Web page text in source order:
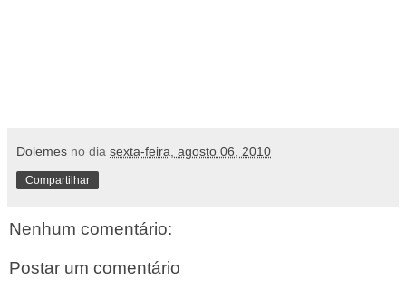
Dolemes no dia sexta-feira, agosto 06, 2010
Compartilhar
Nenhum comentário:
Postar um comentário